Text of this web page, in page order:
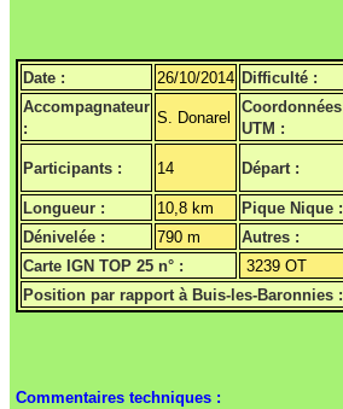
Date : 26/10/2014 Difficulté :
Accompagnateur
:
S. Donarel
Coordonnées
UTM :
Participants : 14 Départ :
Longueur :
10,8 km
Pique Nique :
Dénivelée :
790 m
Autres :
Carte IGN TOP 25 n° :
3239 OT
Position par rapport à Buis-les-Baronnies :
Commentaires techniques :